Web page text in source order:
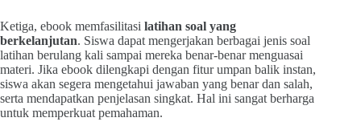
Ketiga, ebook memfasilitasi latihan soal yang
berkelanjutan. Siswa dapat mengerjakan berbagai jenis soal
latihan berulang kali sampai mereka benar-benar menguasai
materi. Jika ebook dilengkapi dengan fitur umpan balik instan,
siswa akan segera mengetahui jawaban yang benar dan salah,
serta mendapatkan penjelasan singkat. Hal ini sangat berharga
untuk memperkuat pemahaman.